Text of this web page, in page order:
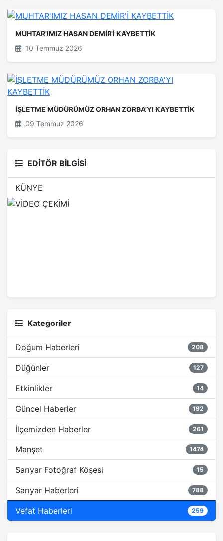
MUHTAR'IMIZ HASAN DEMİR'İ KAYBETTİK
10 Temmuz 2026
İŞLETME MÜDÜRÜMÜZ ORHAN ZORBA'YI KAYBETTİK
09 Temmuz 2026
EDİTÖR BİLGİSİ
KÜNYE
Kategoriler
Doğum Haberleri 208
Düğünler 127
Etkinlikler 14
Güncel Haberler 192
İlçemizden Haberler 261
Manşet 1474
Sarıyar Fotoğraf Köşesi 15
Sarıyar Haberleri 788
Vefat Haberleri 259